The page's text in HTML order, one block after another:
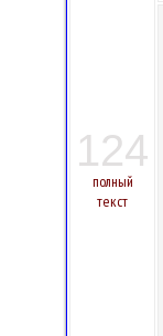
124
полный
текст